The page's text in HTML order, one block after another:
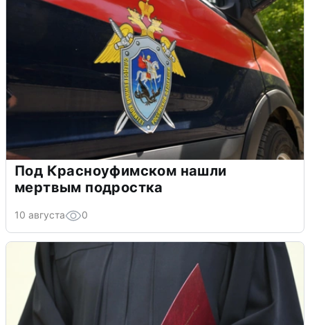
Под Красноуфимском нашли
мертвым подростка
10 августа 0